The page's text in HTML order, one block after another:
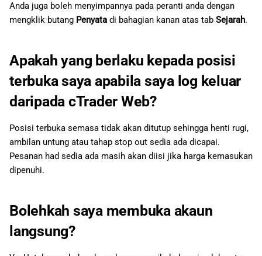
Adakah memiliki akaun
dagangan tidak mencukupi?
memaut atau menyahpaut
akaun dagangan dengan
mencari keuntungan atau
kerugian keseluruhan pada
posisi?
Anda juga boleh menyimpannya pada peranti anda dengan
mengklik butang Penyata di bahagian kanan atas tab Sejarah.
Apakah yang berlaku kepada posisi
terbuka saya apabila saya log keluar
daripada cTrader Web?
Posisi terbuka semasa tidak akan ditutup sehingga henti rugi,
ambilan untung atau tahap stop out sedia ada dicapai.
Pesanan had sedia ada masih akan diisi jika harga kemasukan
dipenuhi.
Bolehkah saya membuka akaun
langsung?